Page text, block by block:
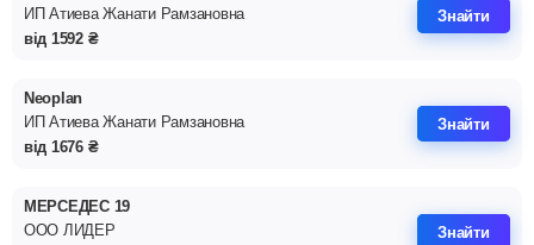
ИП Атиева Жанати Рамзановна
від 1592 ₴
Знайти
Neoplan
ИП Атиева Жанати Рамзановна
від 1676 ₴
Знайти
МЕРСЕДЕС 19
ООО ЛИДЕР
Знайти